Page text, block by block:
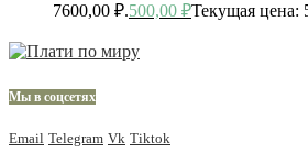
7600,00 ₽.500,00 ₽Текущая цена:
Мы в соцсетях
Email Telegram Vk Tiktok